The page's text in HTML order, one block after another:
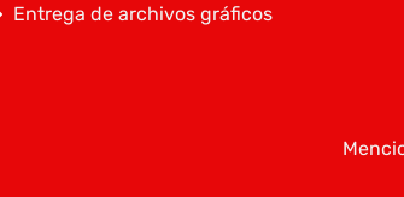
Entrega de archivos gráficos